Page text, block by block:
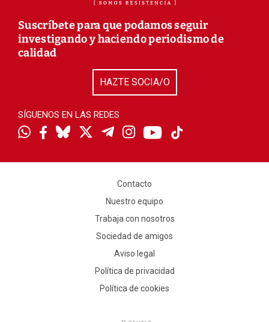
Suscríbete para que podamos seguir
investigando y haciendo periodismo de
calidad
HAZTE SOCIA/O
SÍGUENOS EN LAS REDES
Contacto
Nuestro equipo
Trabaja con nosotros
Sociedad de amigos
Aviso legal
Política de privacidad
Política de cookies